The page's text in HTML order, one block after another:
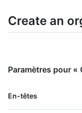
Create an
Paramètres pour «
En-têtes
Nom, Type,